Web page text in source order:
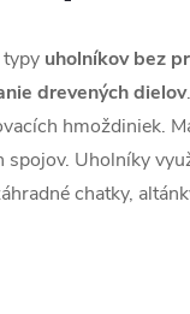
uholníkov bez
drevenýchdielov
hmoždiniek.
Uholníky
chatky,